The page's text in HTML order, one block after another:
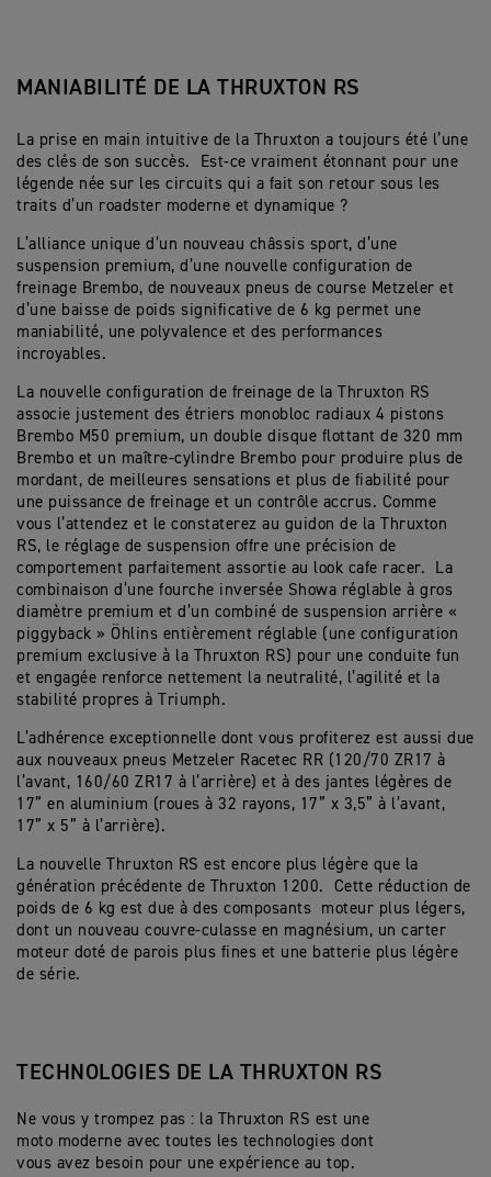
MANIABILITÉ DE LA THRUXTON RS
La prise en main intuitive de la Thruxton a toujours été l’une
des clés de son succès. Est-ce vraiment étonnant pour une
légende née sur les circuits qui a fait son retour sous les
traits d’un roadster moderne et dynamique ?
L’alliance unique d’un nouveau châssis sport, d’une
suspension premium, d’une nouvelle configuration de
freinage Brembo, de nouveaux pneus de course Metzeler et
d’une baisse de poids significative de 6 kg permet une
maniabilité, une polyvalence et des performances
incroyables.
La nouvelle configuration de freinage de la Thruxton RS
associe justement des étriers monobloc radiaux 4 pistons
Brembo M50 premium, un double disque flottant de 320 mm
Brembo et un maître-cylindre Brembo pour produire plus de
mordant, de meilleures sensations et plus de fiabilité pour
une puissance de freinage et un contrôle accrus. Comme
vous l’attendez et le constaterez au guidon de la Thruxton
RS, le réglage de suspension offre une précision de
comportement parfaitement assortie au look cafe racer. La
combinaison d’une fourche inversée Showa réglable à gros
diamètre premium et d’un combiné de suspension arrière «
piggyback » Öhlins entièrement réglable (une configuration
premium exclusive à la Thruxton RS) pour une conduite fun
et engagée renforce nettement la neutralité, l’agilité et la
stabilité propres à Triumph.
L’adhérence exceptionnelle dont vous profiterez est aussi due
aux nouveaux pneus Metzeler Racetec RR (120/70 ZR17 à
l’avant, 160/60 ZR17 à l’arrière) et à des jantes légères de
17” en aluminium (roues à 32 rayons, 17” x 3,5” à l’avant,
17” x 5” à l’arrière).
La nouvelle Thruxton RS est encore plus légère que la
génération précédente de Thruxton 1200. Cette réduction de
poids de 6 kg est due à des composants moteur plus légers,
dont un nouveau couvre-culasse en magnésium, un carter
moteur doté de parois plus fines et une batterie plus légère
de série.
TECHNOLOGIES DE LA THRUXTON RS
Ne vous y trompez pas : la Thruxton RS est une
moto moderne avec toutes les technologies dont
vous avez besoin pour une expérience au top.